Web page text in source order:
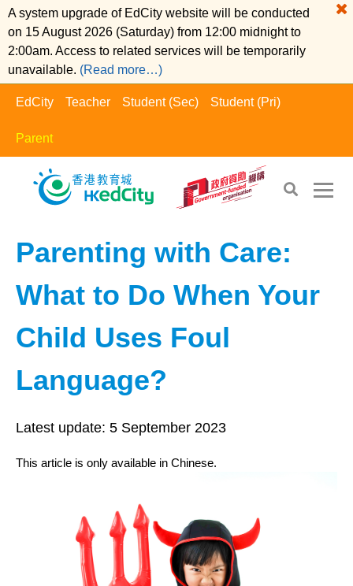
A system upgrade of EdCity website will be conducted
on 15 August 2026 (Saturday) from 12:00 midnight to
2:00am. Access to related services will be temporarily
unavailable. (Read more…)
EdCity Teacher Student (Sec) Student (Pri)
Parent
EdCity - Parent>Positive Parents​
Parenting with Care:
What to Do When Your
Child Uses Foul
Language?
Latest update: 5 September 2023
This article is only available in Chinese.